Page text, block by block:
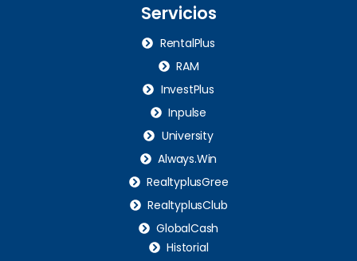
Servicios
RentalPlus
RAM
InvestPlus
Inpulse
University
Always.Win
RealtyplusGree
RealtyplusClub
GlobalCash
Historial